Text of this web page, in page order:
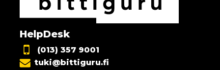
HelpDesk
(013) 357 9001
tuki@bittiguru.fi